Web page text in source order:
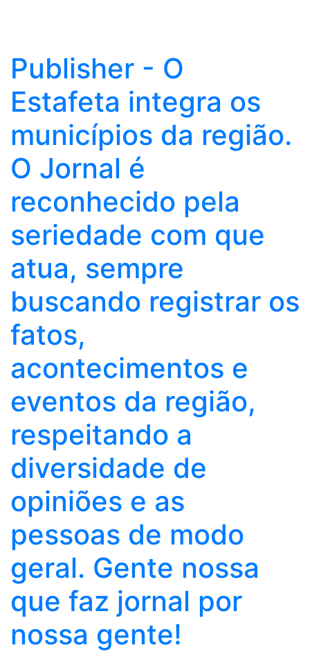
Publisher - O
Estafeta integra os
municípios da região.
O Jornal é
reconhecido pela
seriedade com que
atua, sempre
buscando registrar os
fatos,
acontecimentos e
eventos da região,
respeitando a
diversidade de
opiniões e as
pessoas de modo
geral. Gente nossa
que faz jornal por
nossa gente!